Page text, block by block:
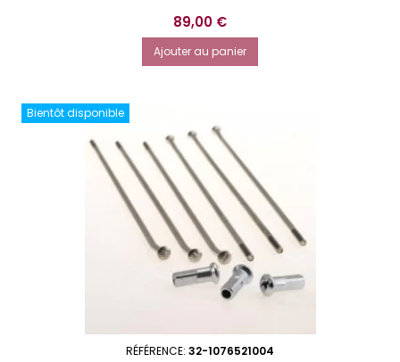
Prix
89,00 €
Ajouter au panier
Bientôt disponible
RÉFÉRENCE: 32-1076521004